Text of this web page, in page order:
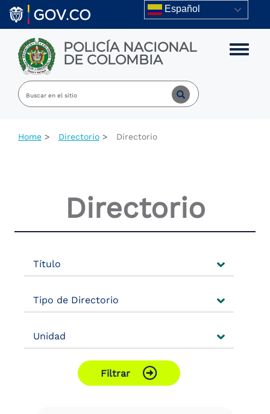
Skip to main content Español
POLICÍA NACIONAL
DE COLOMBIA Toggle
Home Directorio Directorio
Directorio
Título
Tipo de Directorio
Unidad
Filtrar